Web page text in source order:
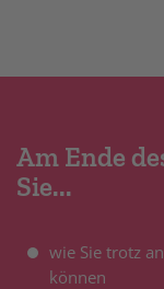
Am Ende
Sie...
wie Sie trotz
können